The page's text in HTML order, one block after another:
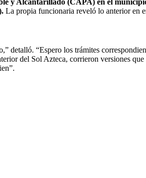
La propia funcionaria reveló lo anterior en
“Espero los trámites
del Sol Azteca, corrieron versiones